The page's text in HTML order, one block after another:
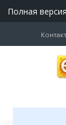
Полная